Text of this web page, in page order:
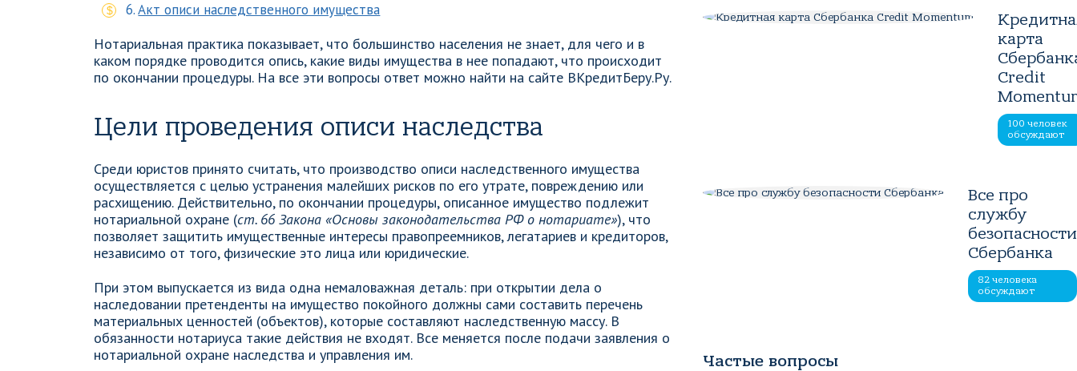
Акт описи наследственного имущества
Нотариальная практика показывает, что большинство населения не знает, для чего и в
каком порядке проводится опись, какие виды имущества в нее попадают, что происходит
по окончании процедуры. На все эти вопросы ответ можно найти на сайте ВКредитБеру.Ру.
Цели проведения описи наследства
Среди юристов принято считать, что производство описи наследственного имущества
осуществляется с целью устранения малейших рисков по его утрате, повреждению или
расхищению. Действительно, по окончании процедуры, описанное имущество подлежит
нотариальной охране (ст. 66 Закона «Основы законодательства РФ о нотариате»), что
позволяет защитить имущественные интересы правопреемников, легатариев и кредиторов,
независимо от того, физические это лица или юридические.
При этом выпускается из вида одна немаловажная деталь: при открытии дела о
наследовании претенденты на имущество покойного должны сами составить перечень
материальных ценностей (объектов), которые составляют наследственную массу. В
обязанности нотариуса такие действия не входят. Все меняется после подачи заявления о
нотариальной охране наследства и управления им.
карта
Credit
100 человек
обсуждают
Все про
службу
безопасности
Сбербанка
82 человека
обсуждают
Частые вопросы